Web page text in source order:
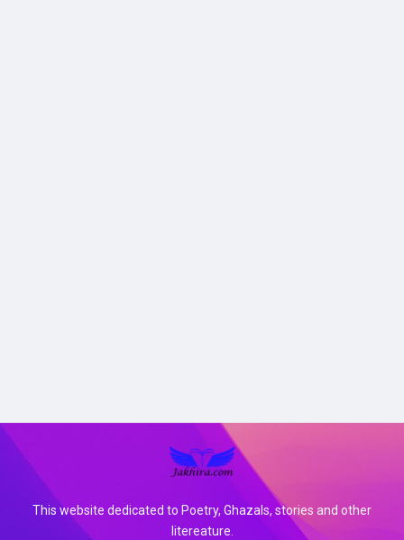
This website dedicated to Poetry, Ghazals, stories and other
litereature.